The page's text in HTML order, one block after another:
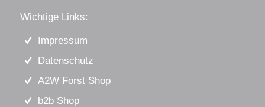
Wichtige Links:
Impressum
Datenschutz
A2W Forst Shop
b2b Shop